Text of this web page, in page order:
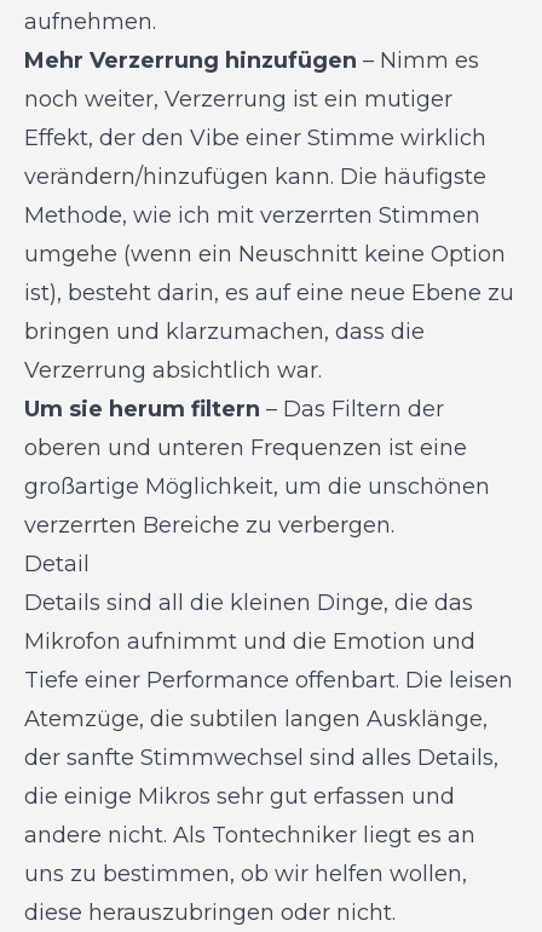
aufnehmen.
Mehr Verzerrung hinzufügen – Nimm es
noch weiter, Verzerrung ist ein mutiger
Effekt, der den Vibe einer Stimme wirklich
verändern/hinzufügen kann. Die häufigste
Methode, wie ich mit verzerrten Stimmen
umgehe (wenn ein Neuschnitt keine Option
ist), besteht darin, es auf eine neue Ebene zu
bringen und klarzumachen, dass die
Verzerrung absichtlich war.
Um sie herum filtern – Das Filtern der
oberen und unteren Frequenzen ist eine
großartige Möglichkeit, um die unschönen
verzerrten Bereiche zu verbergen.
Detail
Details sind all die kleinen Dinge, die das
Mikrofon aufnimmt und die Emotion und
Tiefe einer Performance offenbart. Die leisen
Atemzüge, die subtilen langen Ausklänge,
der sanfte Stimmwechsel sind alles Details,
die einige Mikros sehr gut erfassen und
andere nicht. Als Tontechniker liegt es an
uns zu bestimmen, ob wir helfen wollen,
diese herauszubringen oder nicht.